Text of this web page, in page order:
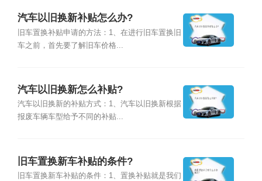
汽车以旧换新补贴怎么办?
旧车置换补贴申请的方法：1、在进行旧车置换旧
车之前，首先要了解旧车价格...
汽车以旧换新怎么补贴?
汽车以旧换新的补贴方式：1、汽车以旧换新根据
报废车辆车型给予不同的补贴...
旧车置换新车补贴的条件?
旧车置换新车补贴的条件：1、置换补贴就是我们